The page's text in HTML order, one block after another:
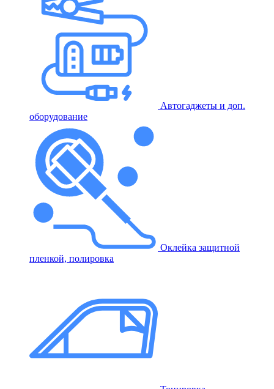
Автогаджеты и доп.
оборудование
Оклейка защитной
пленкой, полировка